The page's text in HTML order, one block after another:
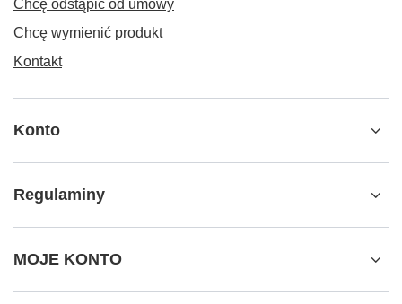
Chcę odstąpić od umowy
Chcę wymienić produkt
Kontakt
Konto
Regulaminy
MOJE KONTO